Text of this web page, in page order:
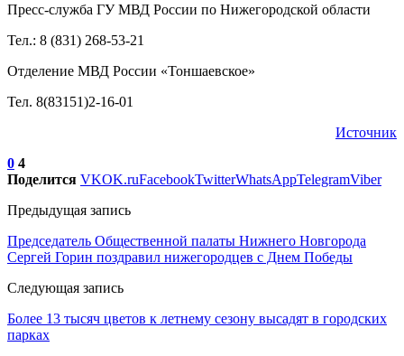
Пресс-служба ГУ МВД России по Нижегородской области
Тел.: 8 (831) 268-53-21
Отделение МВД России «Тоншаевское»
Тел. 8(83151)2-16-01
Источник
0 4
Поделится VKOK.ruFacebookTwitterWhatsAppTelegramViber
Предыдущая запись
Председатель Общественной палаты Нижнего Новгорода
Сергей Горин поздравил нижегородцев с Днем Победы
Следующая запись
Более 13 тысяч цветов к летнему сезону высадят в городских
парках